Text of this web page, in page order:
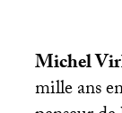
Michel
mille ans